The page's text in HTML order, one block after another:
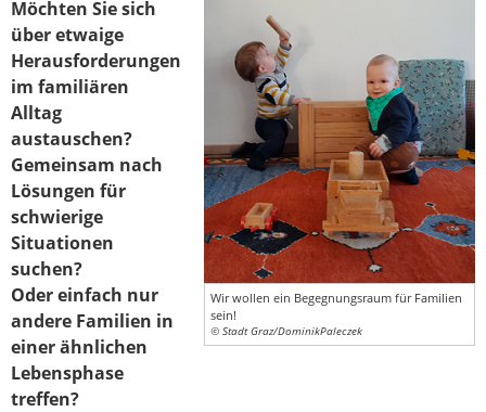
Wir wollen ein Begegnungsraum für Familien
sein!
© Stadt Graz/DominikPaleczek
Möchten Sie sich
über etwaige
Herausforderungen
im familiären
Alltag
austauschen?
Gemeinsam nach
Lösungen für
schwierige
Situationen
suchen?
Oder einfach nur
andere Familien in
einer ähnlichen
Lebensphase
treffen?